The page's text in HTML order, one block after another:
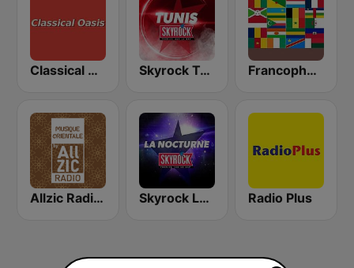
Classical Oasis Skyrock Tunis Francophone - Radio Islam en français
Allzic Radio ORIENTALE Skyrock La Nocturne Radio Plus